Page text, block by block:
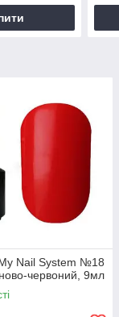
Nail System №18
червоний, 9мл